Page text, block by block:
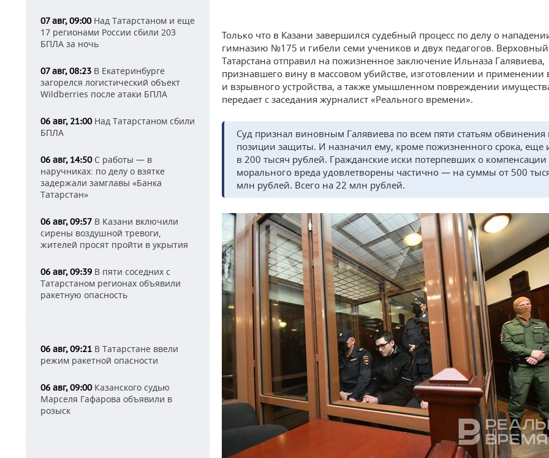
07 авг, 09:00Над Татарстаном и еще
17 регионами России сбили 203
БПЛА за ночь
07 авг, 08:23 В Екатеринбурге
загорелся логистический объект
Wildberries после атаки БПЛА
06 авг, 21:00Над Татарстаном сбили
БПЛА
06 авг, 14:50С работы — в
наручниках: по делу о взятке
задержали замглавы «Банка
Татарстан»
06 авг, 09:57 В Казани включили
сирены воздушной тревоги,
жителей просят пройти в укрытия
06 авг, 09:39 В пяти соседних с
Татарстаном регионах объявили
ракетную опасность
06 авг, 09:21 В Татарстане ввели
режим ракетной опасности
06 авг, 09:00Казанского судью
Марселя Гафарова объявили в
розыск
Только что в Казани завершился судебный процесс по делу о
гимназию №175 и гибели семи учеников и двух педагогов. Верховный
Татарстана отправил на пожизненное заключение Ильназа Галявиева,
признавшего вину в массовом убийстве, изготовлении и применении
и взрывного устройства, а также умышленном повреждении
передает с заседания журналист «Реального времени».
Суд признал виновным Галявиева по всем пяти статьям обвинения
позиции защиты. И назначил ему, кроме пожизненного срока, еще
в 200 тысяч рублей. Гражданские иски потерпевших о компенсации
морального вреда удовлетворены частично — на суммы от 500
млн рублей. Всего на 22 млн рублей.